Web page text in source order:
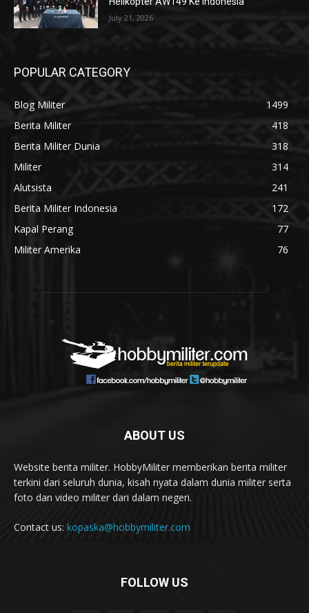
July 21, 2026
POPULAR CATEGORY
Blog Militer
1499
Berita Militer
418
Berita Militer Dunia
318
Militer
314
Alutsista
241
Berita Militer Indonesia
172
Kapal Perang
77
Militer Amerika
76
ABOUT US
Website berita militer. HobbyMiliter memberikan berita militer
terkini dari seluruh dunia, kisah nyata dalam dunia militer serta
foto dan video militer dari dalam negeri.
Contact us: kopaska@hobbymiliter.com
FOLLOW US